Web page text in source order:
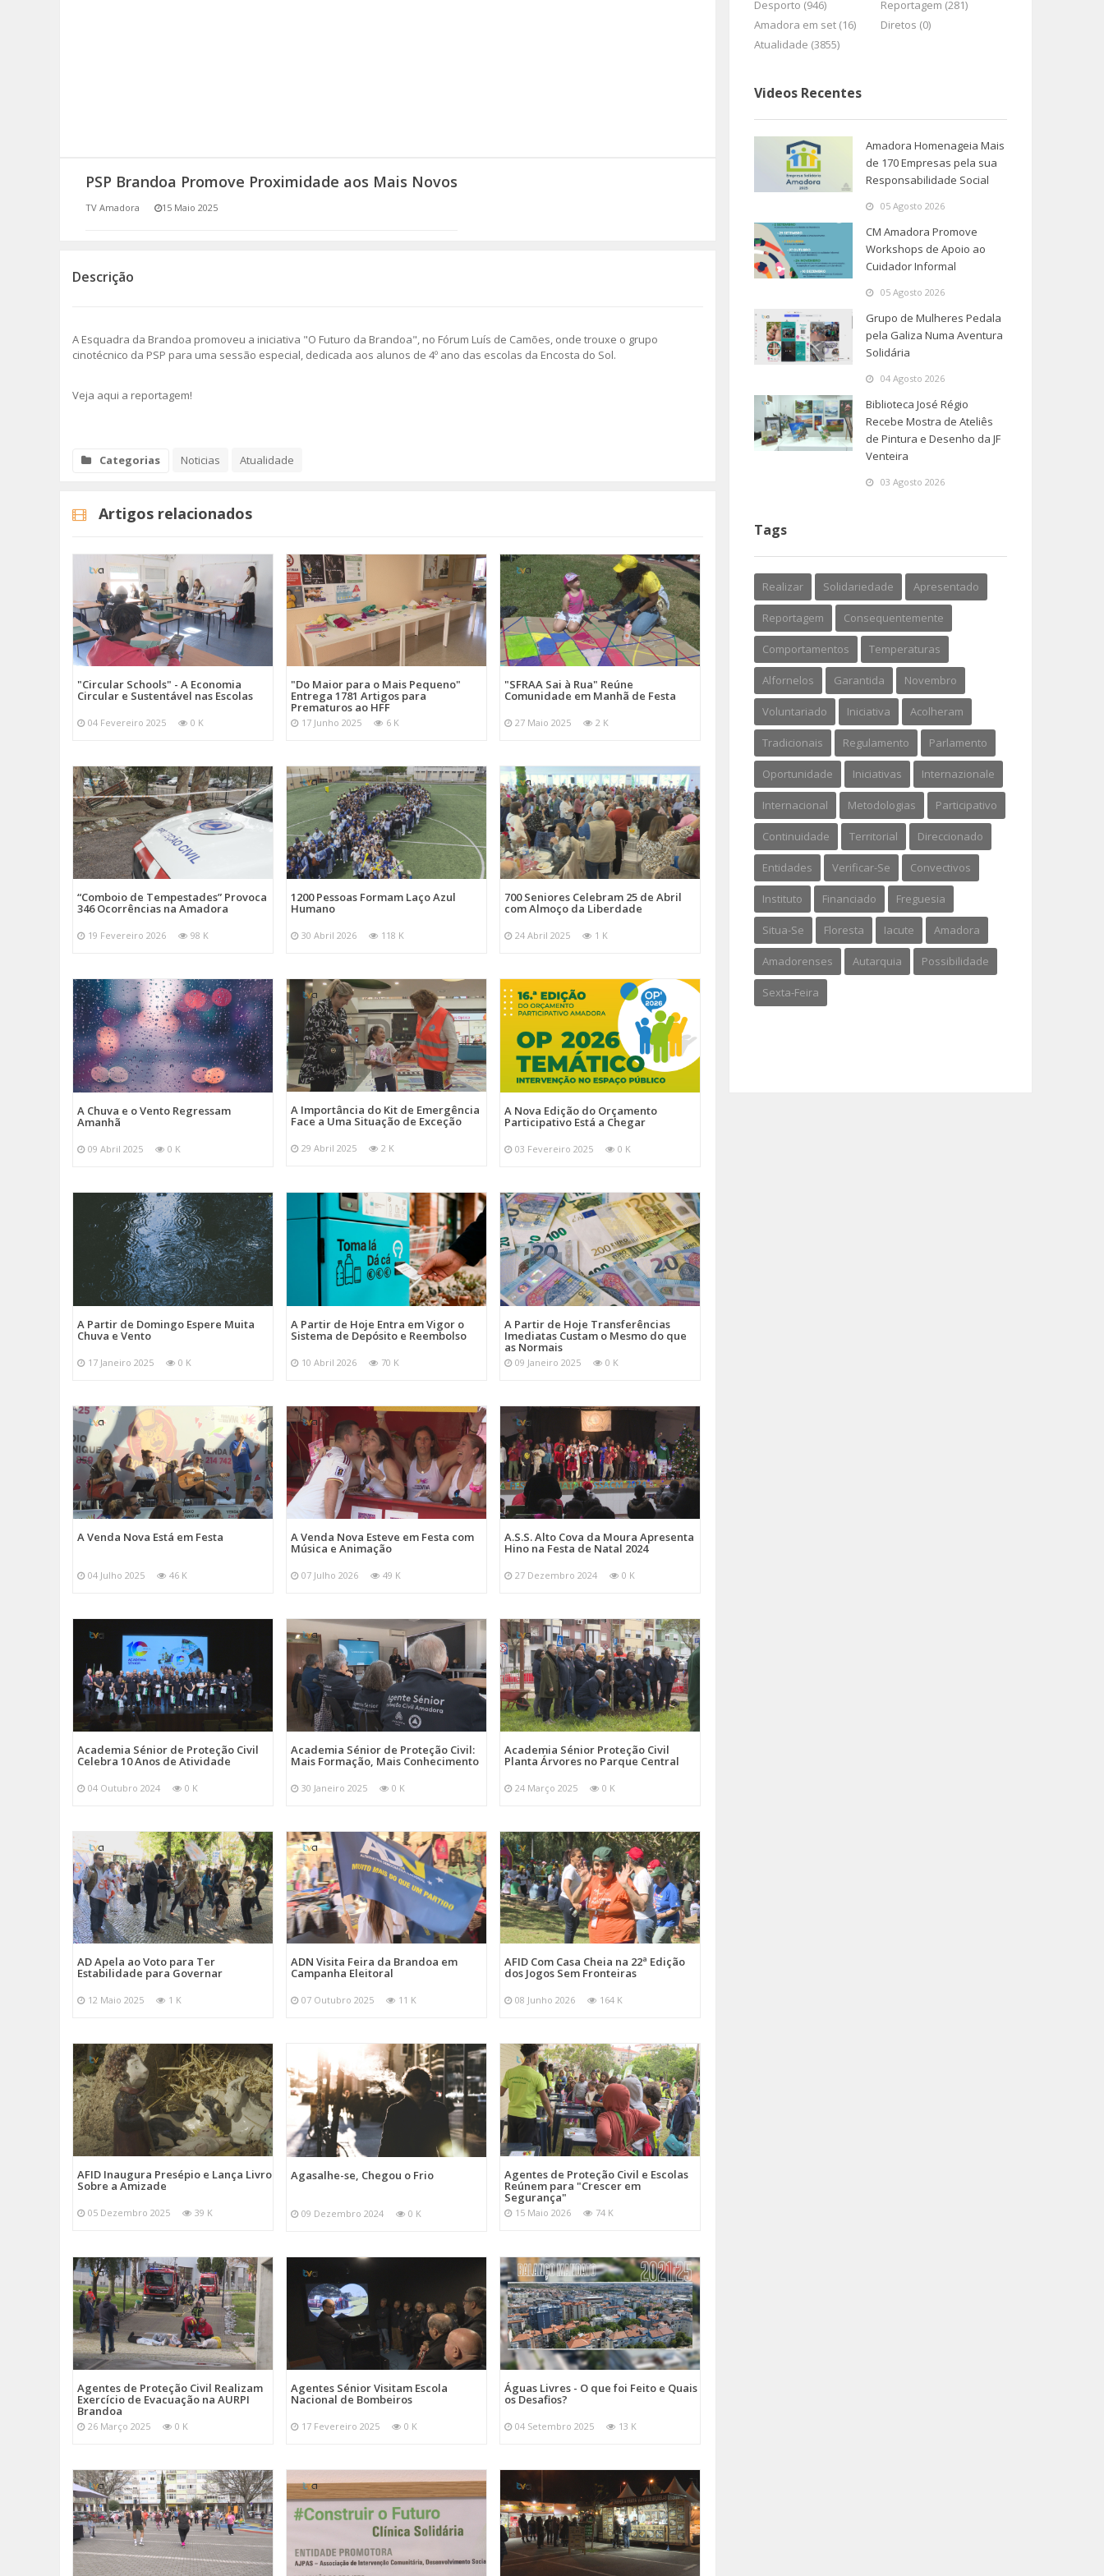
(RE) PENSAMENTOS
PSP Brandoa Promove Proximidade aos Mais Novos
TV Amadora 15 Maio 2025
Descrição
A Esquadra da Brandoa promoveu a iniciativa "O Futuro da Brandoa", no Fórum Luís de Camões, onde trouxe o grupo
cinotécnico da PSP para uma sessão especial, dedicada aos alunos de 4º ano das escolas da Encosta do Sol.
Veja aqui a reportagem!
Categorias Noticias Atualidade
Artigos relacionados
"Circular Schools" - A Economia
Circular e Sustentável nas Escolas
04 Fevereiro 2025 0 K
"Do Maior para o Mais Pequeno"
Entrega 1781 Artigos para
Prematuros ao HFF
17 Junho 2025 6 K
"SFRAA Sai à Rua" Reúne
Comunidade em Manhã de Festa
27 Maio 2025 2 K
“Comboio de Tempestades” Provoca
346 Ocorrências na Amadora
19 Fevereiro 2026 98 K
1200 Pessoas Formam Laço Azul
Humano
30 Abril 2026 118 K
700 Seniores Celebram 25 de Abril
com Almoço da Liberdade
24 Abril 2025 1 K
A Chuva e o Vento Regressam
Amanhã
09 Abril 2025 0 K
A Importância do Kit de Emergência
Face a Uma Situação de Exceção
29 Abril 2025 2 K
A Nova Edição do Orçamento
Participativo Está a Chegar
03 Fevereiro 2025 0 K
A Partir de Domingo Espere Muita
Chuva e Vento
17 Janeiro 2025 0 K
A Partir de Hoje Entra em Vigor o
Sistema de Depósito e Reembolso
10 Abril 2026 70 K
A Partir de Hoje Transferências
Imediatas Custam o Mesmo do que
as Normais
09 Janeiro 2025 0 K
A Venda Nova Está em Festa
04 Julho 2025 46 K
A Venda Nova Esteve em Festa com
Música e Animação
07 Julho 2026 49 K
A.S.S. Alto Cova da Moura Apresenta
Hino na Festa de Natal 2024
27 Dezembro 2024 0 K
Academia Sénior de Proteção Civil
Celebra 10 Anos de Atividade
04 Outubro 2024 0 K
Academia Sénior de Proteção Civil:
Mais Formação, Mais Conhecimento
30 Janeiro 2025 0 K
Academia Sénior Proteção Civil
Planta Árvores no Parque Central
24 Março 2025 0 K
AD Apela ao Voto para Ter
Estabilidade para Governar
12 Maio 2025 1 K
ADN Visita Feira da Brandoa em
Campanha Eleitoral
07 Outubro 2025 11 K
AFID Com Casa Cheia na 22ª Edição
dos Jogos Sem Fronteiras
08 Junho 2026 164 K
AFID Inaugura Presépio e Lança Livro
Sobre a Amizade
05 Dezembro 2025 39 K
Agasalhe-se, Chegou o Frio
09 Dezembro 2024 0 K
Agentes de Proteção Civil e Escolas
Reúnem para "Crescer em
Segurança"
15 Maio 2026 74 K
Agentes de Proteção Civil Realizam
Exercício de Evacuação na AURPI
Brandoa
26 Março 2025 0 K
Agentes Sénior Visitam Escola
Nacional de Bombeiros
17 Fevereiro 2025 0 K
Águas Livres - O que foi Feito e Quais
os Desafios?
04 Setembro 2025 13 K
Desporto (946)
Reportagem (281)
Amadora em set (16)
Diretos (0)
Atualidade (3855)
Videos Recentes
Amadora Homenageia Mais
de 170 Empresas pela sua
Responsabilidade Social
05 Agosto 2026
CM Amadora Promove
Workshops de Apoio ao
Cuidador Informal
05 Agosto 2026
Grupo de Mulheres Pedala
pela Galiza Numa Aventura
Solidária
04 Agosto 2026
Biblioteca José Régio
Recebe Mostra de Ateliês
de Pintura e Desenho da JF
Venteira
03 Agosto 2026
Tags
Realizar Solidariedade Apresentado
Reportagem Consequentemente
Comportamentos Temperaturas
Alfornelos Garantida Novembro
Voluntariado Iniciativa Acolheram
Tradicionais Regulamento Parlamento
Oportunidade Iniciativas Internazionale
Internacional Metodologias Participativo
Continuidade Territorial Direccionado
Entidades Verificar-Se Convectivos
Instituto Financiado Freguesia
Situa-Se Floresta Iacute Amadora
Amadorenses Autarquia Possibilidade
Sexta-Feira